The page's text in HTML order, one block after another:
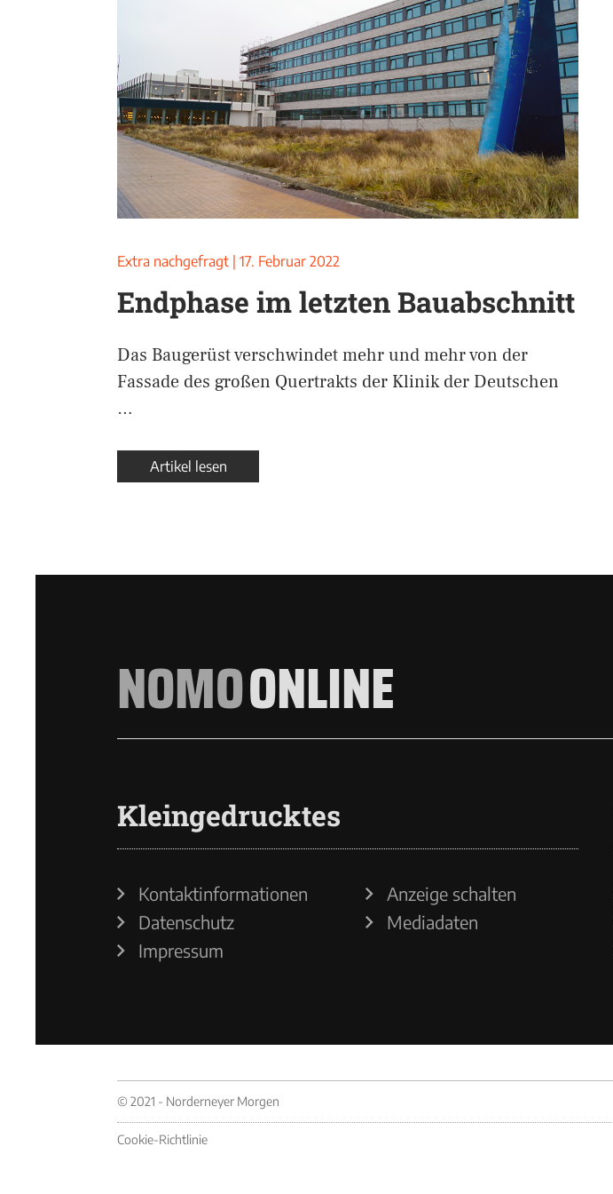
Extra nachgefragt 17. Februar 2022
Endphase im letzten Bauabschnitt
Das Baugerüst verschwindet mehr und mehr von der
Fassade des großen Quertrakts der Klinik der Deutschen
…
Artikel lesen
NOMOONLINE
Kleingedrucktes
Kontaktinformationen
Datenschutz
Impressum
Anzeige schalten
Mediadaten
© 2021 - Norderneyer Morgen
Cookie-Richtlinie